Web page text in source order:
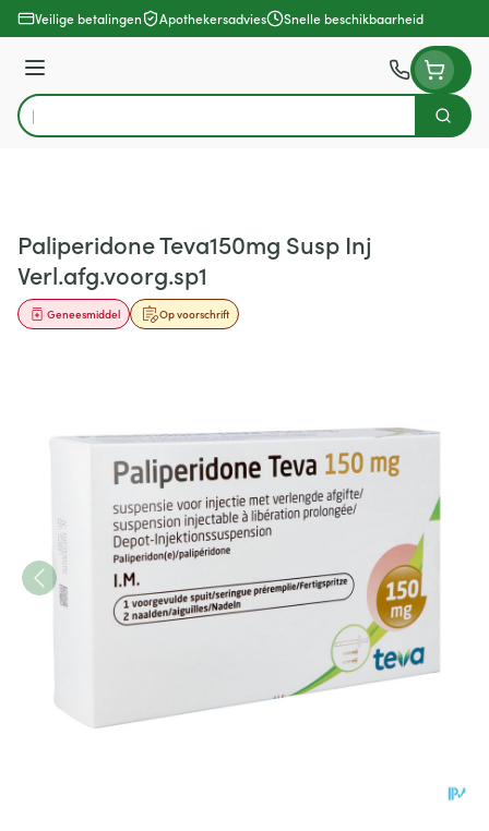
Ga naar de inhoud
Veilige betalingen Apothekersadvies Snelle beschikbaarheid
Menu
Product, merk, categorie...
Zoek
Paliperidone Teva150mg Susp Inj
Verl.afg.voorg.sp1
Op voorschrift
Geneesmiddel